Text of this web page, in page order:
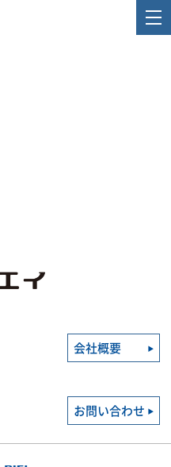
会社概要
お問い合わせ